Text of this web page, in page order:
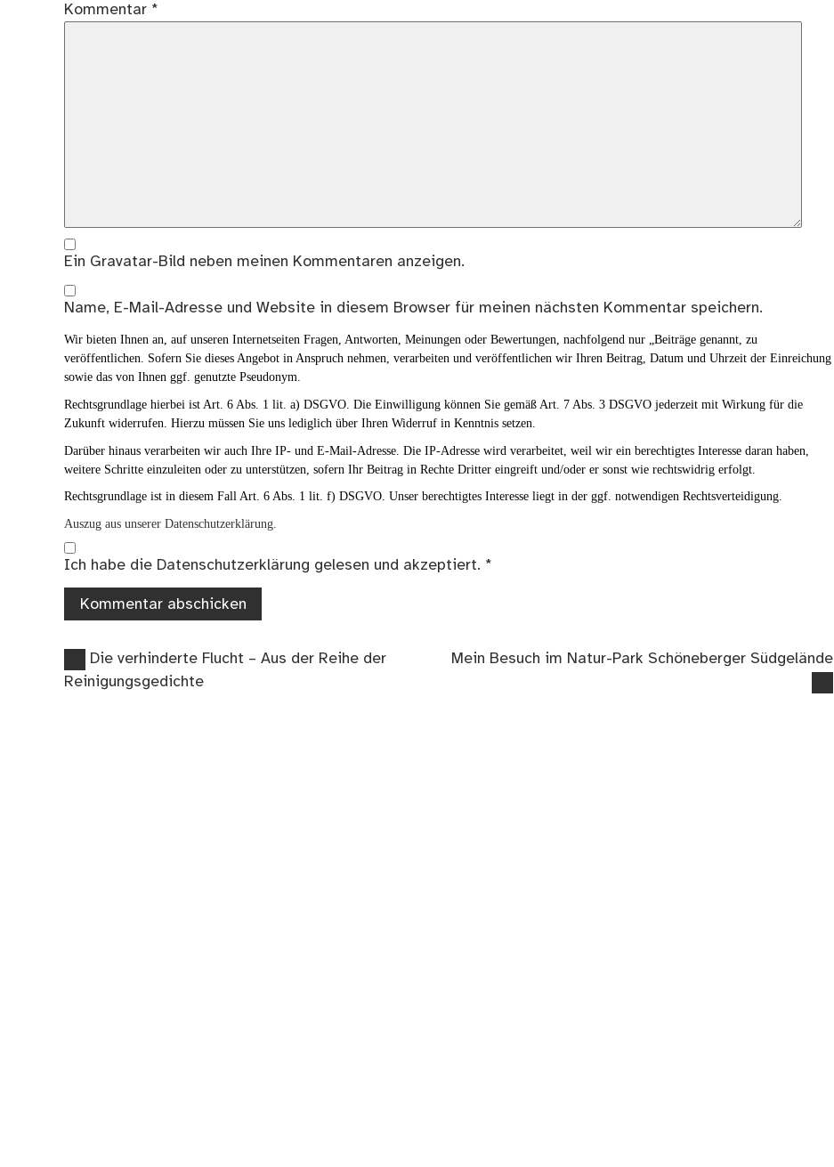
Kommentar *
Ein Gravatar-Bild neben meinen Kommentaren anzeigen.
Name, E-Mail-Adresse und Website in diesem Browser für meinen nächsten Kommentar speichern.
Wir bieten Ihnen an, auf unseren Internetseiten Fragen, Antworten, Meinungen oder Bewertungen, nachfolgend nur „Beiträge genannt, zu
veröffentlichen. Sofern Sie dieses Angebot in Anspruch nehmen, verarbeiten und veröffentlichen wir Ihren Beitrag, Datum und Uhrzeit der Einreichung
sowie das von Ihnen ggf. genutzte Pseudonym.
Rechtsgrundlage hierbei ist Art. 6 Abs. 1 lit. a) DSGVO. Die Einwilligung können Sie gemäß Art. 7 Abs. 3 DSGVO jederzeit mit Wirkung für die
Zukunft widerrufen. Hierzu müssen Sie uns lediglich über Ihren Widerruf in Kenntnis setzen.
Darüber hinaus verarbeiten wir auch Ihre IP- und E-Mail-Adresse. Die IP-Adresse wird verarbeitet, weil wir ein berechtigtes Interesse daran haben,
weitere Schritte einzuleiten oder zu unterstützen, sofern Ihr Beitrag in Rechte Dritter eingreift und/oder er sonst wie rechtswidrig erfolgt.
Rechtsgrundlage ist in diesem Fall Art. 6 Abs. 1 lit. f) DSGVO. Unser berechtigtes Interesse liegt in der ggf. notwendigen Rechtsverteidigung.
Auszug aus unserer Datenschutzerklärung.
Ich habe die Datenschutzerklärung gelesen und akzeptiert. *
Beitragsnavigation
Vorheriger
Beitrag:
Die verhinderte Flucht – Aus der Reihe der
Reinigungsgedichte
Nächster
Mein Besuch im Natur-Park Schöneberger Südgelände